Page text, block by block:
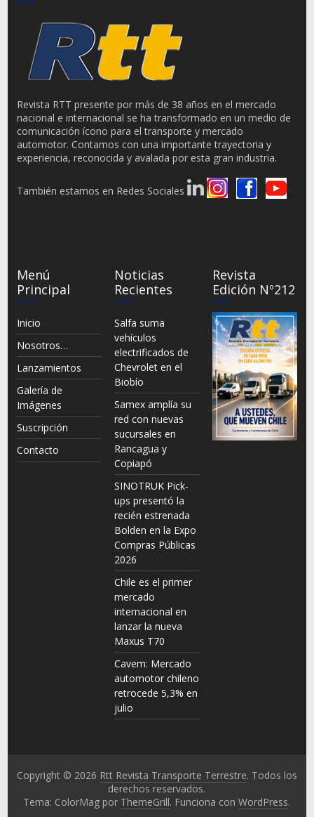
Revista RTT presente por más de 38 años en el mercado
nacional e internacional se ha transformado en un medio de
comunicación ícono para el transporte y mercado
automotor. Contamos con una importante trayectoria y
experiencia, reconocida y avalada por esta gran industria.
También estamos en Redes Sociales
Menú
Principal
Inicio
Nosotros…
Lanzamientos
Galería de
Imágenes
Suscripción
Contacto
Noticias
Recientes
Salfa suma
vehículos
electrificados de
Chevrolet en el
Biobío
Samex amplía su
red con nuevas
sucursales en
Rancagua y
Copiapó
SINOTRUK Pick-
ups presentó la
recién estrenada
Bolden en la Expo
Compras Públicas
2026
Chile es el primer
mercado
internacional en
lanzar la nueva
Maxus T70
Cavem: Mercado
automotor chileno
retrocede 5,3% en
julio
Revista
Edición Nº212
Copyright © 2026 Rtt Revista Transporte Terrestre. Todos los
derechos reservados.
Tema: ColorMag por ThemeGrill. Funciona conWordPress.